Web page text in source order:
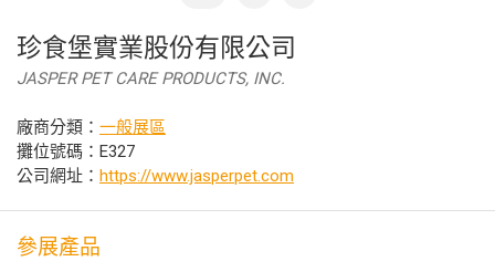
珍食堡實業股份有限公司
JASPER PET CARE PRODUCTS, INC.
廠商分類： 一般展區
攤位號碼：E327
公司網址： https://www.jasperpet.com
參展產品